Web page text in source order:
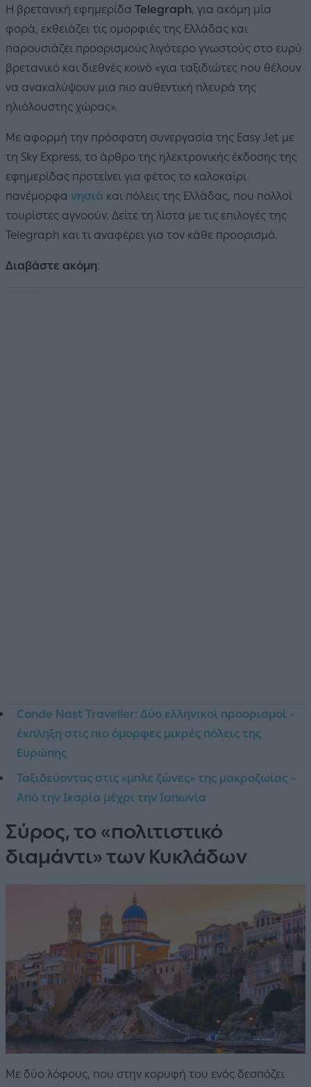
Η βρετανική εφημερίδα Telegraph, για ακόμη μία
φορά, εκθειάζει τις ομορφιές της Ελλάδας και
παρουσιάζει προορισμούς λιγότερο γνωστούς στο ευρύ
βρετανικό και διεθνές κοινό «για ταξιδιώτες που θέλουν
να ανακαλύψουν μια πιο αυθεντική πλευρά της
ηλιόλουστης χώρας».
Με αφορμή την πρόσφατη συνεργασία της Easy Jet με
τη Sky Express, το άρθρο της ηλεκτρονικής έκδοσης της
εφημερίδας προτείνει για φέτος το καλοκαίρι
πανέμορφα νησιά και πόλεις της Ελλάδας, που πολλοί
τουρίστες αγνοούν. Δείτε τη λίστα με τις επιλογές της
Telegraph και τι αναφέρει για τον κάθε προορισμό.
Διαβάστε ακόμη:
Conde Nast Traveller: Δύο ελληνικοί προορισμοί –
έκπληξη στις πιο όμορφες μικρές πόλεις της
Ευρώπης
Ταξιδεύοντας στις «μπλε ζώνες» της μακροζωίας –
Από την Ικαρία μέχρι την Ιαπωνία
Σύρος, το «πολιτιστικό
διαμάντι» των Κυκλάδων
Με δύο λόφους, που στην κορυφή του ενός δεσπόζει